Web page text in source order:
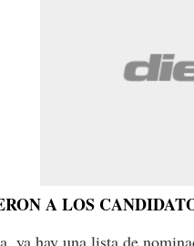
A LOS
ya hay una lista de